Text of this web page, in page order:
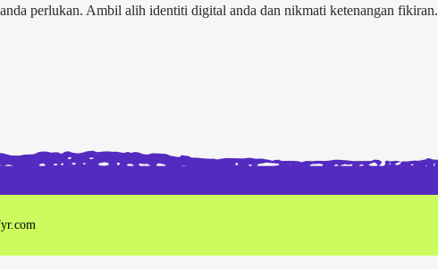
perlukan. Ambil alih identiti digital anda dan nikmati ketenangan fikiran.